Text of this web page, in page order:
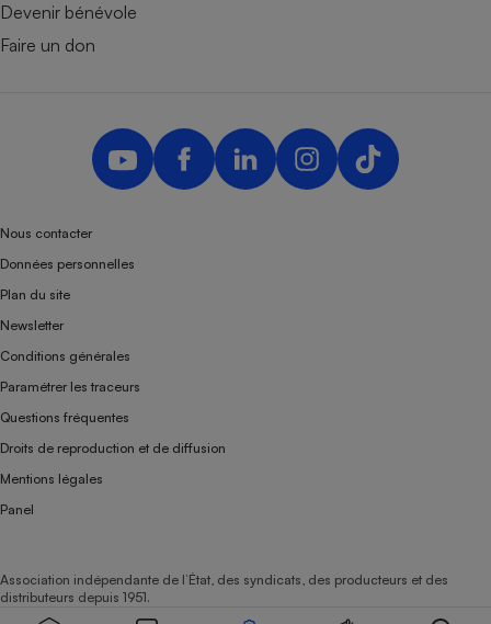
Devenir bénévole
Faire un don
Nous contacter
Données personnelles
Plan du site
Newsletter
Conditions générales
Paramétrer les traceurs
Questions fréquentes
Droits de reproduction et de diffusion
Mentions légales
Panel
Association indépendante de l’État, des syndicats, des producteurs et des
distributeurs depuis 1951.